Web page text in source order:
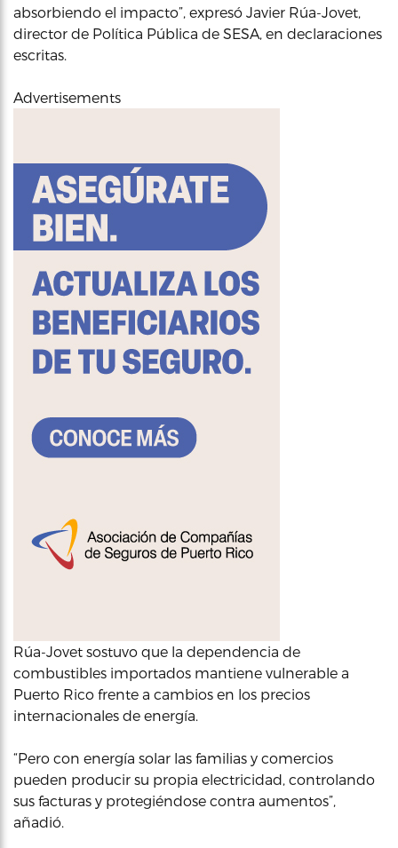
absorbiendo el impacto”, expresó Javier Rúa-Jovet,
director de Política Pública de SESA, en declaraciones
escritas.
Advertisements
Rúa-Jovet sostuvo que la dependencia de
combustibles importados mantiene vulnerable a
Puerto Rico frente a cambios en los precios
internacionales de energía.
“Pero con energía solar las familias y comercios
pueden producir su propia electricidad, controlando
sus facturas y protegiéndose contra aumentos”,
añadió.